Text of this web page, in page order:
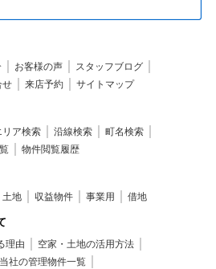
お客様の声
スタッフブログ
せ 来店予約 サイトマップ
リア検索 沿線検索
町名検索
物件閲覧履歴
土地 収益物件 事業用 借地
理由
空家・土地の活用方法
当社の管理物件一覧